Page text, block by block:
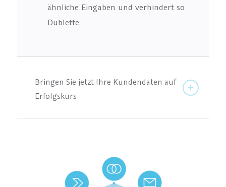
ähnliche Eingaben und verhindert so
Dublette
Bringen Sie jetzt Ihre Kundendaten auf
Erfolgskurs